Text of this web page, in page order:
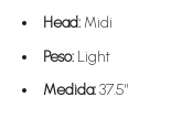
Head: Midi
Peso: Light
Medida:37.5"